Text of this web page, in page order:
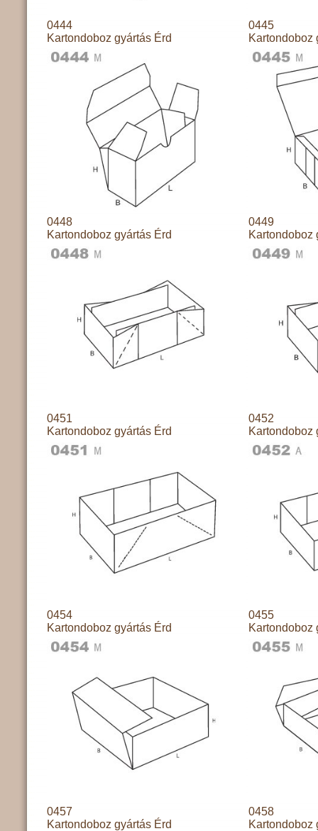
0444
Kartondoboz gyártás Érd
0445
Kartondoboz
0448
Kartondoboz gyártás Érd
0449
Kartondoboz
0451
Kartondoboz gyártás Érd
0452
Kartondoboz
0454
Kartondoboz gyártás Érd
0455
Kartondoboz
0457
Kartondoboz gyártás Érd
0458
Kartondoboz